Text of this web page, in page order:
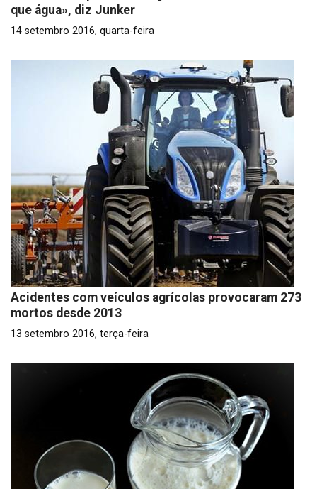
que água», diz Junker
14 setembro 2016, quarta-feira
Acidentes com veículos agrícolas provocaram 273
mortos desde 2013
13 setembro 2016, terça-feira